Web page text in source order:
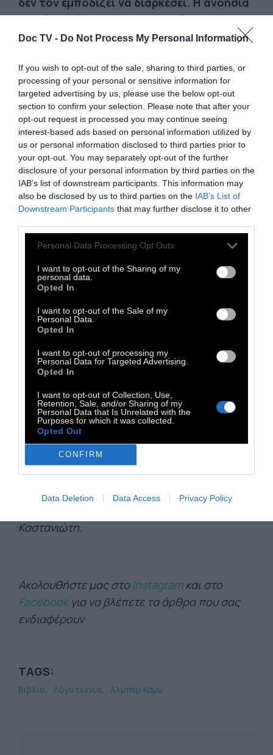
Doc TV - Do Not Process My Personal Information
If you wish to opt-out of the sale, sharing to third parties, or
processing of your personal or sensitive information for
targeted advertising by us, please use the below opt-out
section to confirm your selection. Please note that after your
opt-out request is processed you may continue seeing
interest-based ads based on personal information utilized by
us or personal information disclosed to third parties prior to
your opt-out. You may separately opt-out of the further
disclosure of your personal information by third parties on the
IAB’s list of downstream participants. This information may
also be disclosed by us to third parties on the IAB’s List of
Downstream Participants that may further disclose it to other
Personal Data Processing Opt Outs
I want to opt-out of the Sharing of my
personal data.
Opted In
I want to opt-out of the Sale of my
Personal Data.
Opted In
I want to opt-out of processing my
Personal Data for Targeted Advertising.
Opted In
I want to opt-out of Collection, Use,
Retention, Sale, and/or Sharing of my
Personal Data that Is Unrelated with the
Purposes for which it was collected.
Opted Out
CONFIRM
Data Deletion Data Access Privacy Policy
επιμένει πάντα και θα μπορούσε κανείς να
το διακρίνει αν δε σκεφτόταν μόνο τον
συμπολίτες μας ήταν σαν όλο τον κόσμο,
σκέφτονταν τους εαυτούς τους και για να το
πούμε κι αλλιώς ήταν ανθρωπιστές: δεν
πίστευαν στις δυστυχίες. Η δυστυχία δεν
είναι στα μέτρα του ανθρώπου, επομένως
λέμε ότι η δυστυχία δεν είναι πραγματική,
είναι ένα κακό όνειρο που θα περάσει. Αλλά
δεν περνάει πάντα και από κακό όνειρο σε
κακό όνειρο, είναι οι άνθρωποι που περνάνε
και πρώτα πρώτα οι ανθρωπιστές, γιατί δεν
πήραν τις προφυλάξεις τους.
Οι συμπολίτες μας δεν ήταν πιο ένοχοι από
άλλους, ξεχνούσαν να είναι μετριόφρονες,
ακόμη δυνατά για αυτούς -πράγμα που
σήμαινε ότι οι δυστυχίες είναι αδύναμες.
Συνέχιζαν να κάνουν επιχειρήσεις, να
ετοιμάζουν ταξίδια, και να έχουν γνώμες.
πανούκλα, που καταργεί το μέλλον, τις
μετακινήσεις, τις συζητήσεις; Θεωρούσαν
τους εαυτούς τους ελεύθερους και
κανένας δε θα είναι ποτέ ελεύθερος, όσο
υπάρχουν δυστυχίες».
Καστανιώτη.
Ακολουθήστε μας στο Instagramκαι στο
Facebookγια να βλέπετε τα άρθρα που σας
ενδιαφέρουν
TAGS:
Βιβλίο Λογοτεχνία Αλμπέρ Καμύ